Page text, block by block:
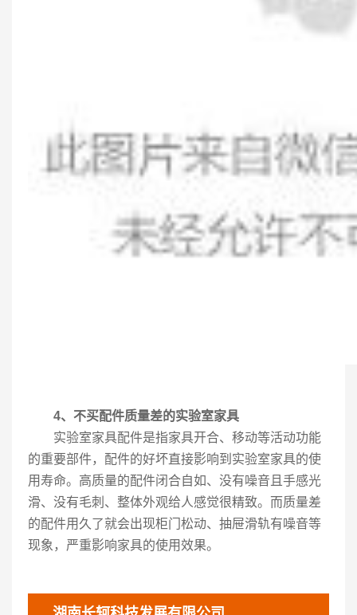
4、不买配件质量差的实验室家具
实验室家具配件是指家具开合、移动等活动功能
的重要部件，配件的好坏直接影响到实验室家具的使
用寿命。高质量的配件闭合自如、没有噪音且手感光
滑、没有毛刺、整体外观给人感觉很精致。而质量差
的配件用久了就会出现柜门松动、抽屉滑轨有噪音等
现象，严重影响家具的使用效果。